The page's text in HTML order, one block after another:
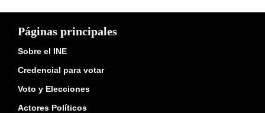
Páginas principales
Sobre el INE
Credencial para votar
Voto y Elecciones
Actores Políticos